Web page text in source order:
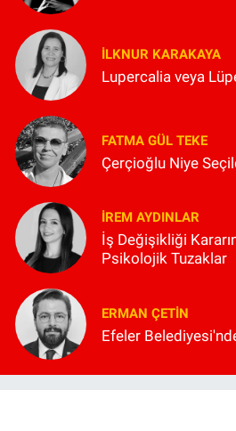
İLKNUR KARAKAYA
Lupercalia veya
FATMA GÜL TEKE
Çerçioğlu Niye
İREM AYDINLAR
İş Değişikliği
Psikolojik Tuzaklar
ERMAN ÇETIN
Efeler